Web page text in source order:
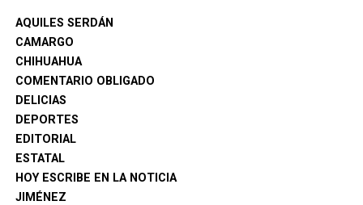
recibir la dispersión, situación que calificó como lenta y
preocupante.
Asimismo, recordó que anteriormente este tipo de
acciones se realizaban de manera inmediata mediante
aeronaves, mientras que actualmente el proceso
depende de brigadas terrestres y de la disponibilidad de
recursos.
AQUILES SERDÁN
CAMARGO
CHIHUAHUA
COMENTARIO OBLIGADO
DELICIAS
DEPORTES
EDITORIAL
ESTATAL
HOY ESCRIBE EN LA NOTICIA
JIMÉNEZ